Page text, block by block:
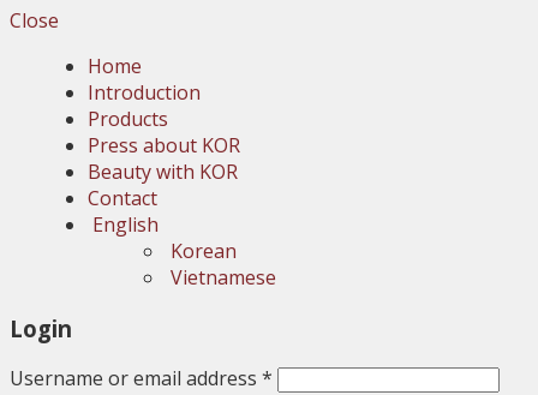
Close
Home
Introduction
Products
Press about KOR
Beauty with KOR
Contact
English
Korean
Vietnamese
Login
Username or email address *